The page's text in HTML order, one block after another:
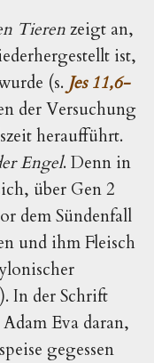
Tierenzeigt an,
ist,
(s. Jes 11,6-
der Versuchung
heraufführt.
Engel. Denn in
über Gen 2
dem Sündenfall
und ihm Fleisch
In der Schrift
Eva daran,
gegessen